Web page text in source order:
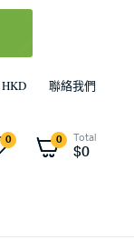
HKD 聯絡我們
0 0 Total
$0